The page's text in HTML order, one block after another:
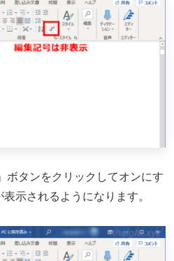
ボタンをクリックしてオンにす
示されるようになります。